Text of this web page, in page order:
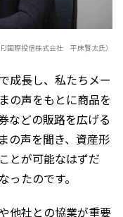
国際投信株式会社 平床賢太氏）
成長し、私たちメー
の声をもとに商品を
などの販路を広げる
の声を聞き、資産形
とが可能なはずだ
たのです。
他社との協業が重要